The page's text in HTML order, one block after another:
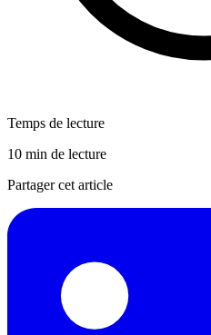
Temps de lecture
10 min de lecture
Partager cet article